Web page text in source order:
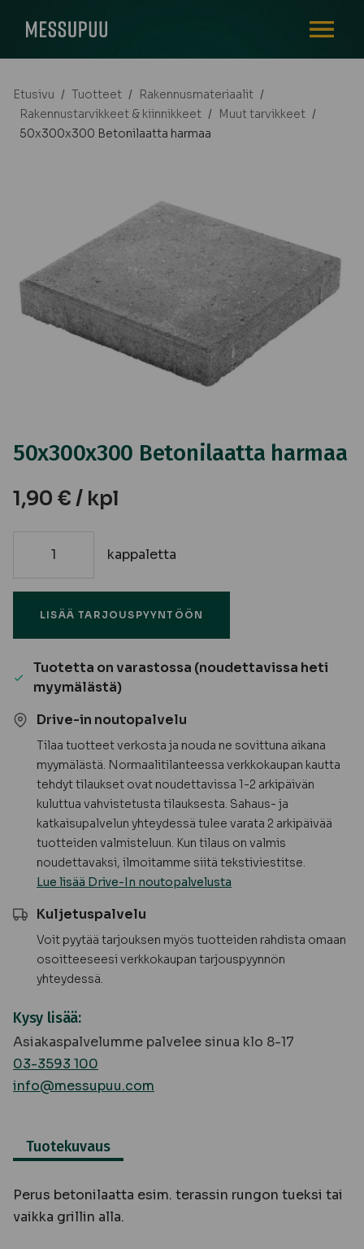
Etusivu / Tuotteet / Rakennusmateriaalit /
Rakennustarvikkeet & kiinnikkeet / Muut tarvikkeet /
50x300x300 Betonilaatta harmaa
50x300x300 Betonilaatta harmaa
1,90 € / kpl
50x300x300
määrä
kappaletta
LISÄÄ TARJOUSPYYNTÖÖN
Tuotetta on varastossa (noudettavissa heti
myymälästä)
Drive-in noutopalvelu
Tilaa tuotteet verkosta ja nouda ne sovittuna aikana
myymälästä. Normaalitilanteessa verkkokaupan kautta
tehdyt tilaukset ovat noudettavissa 1-2 arkipäivän
kuluttua vahvistetusta tilauksesta. Sahaus- ja
katkaisupalvelun yhteydessä tulee varata 2 arkipäivää
tuotteiden valmisteluun. Kun tilaus on valmis
noudettavaksi, ilmoitamme siitä tekstiviestitse.
Lue lisää Drive-In noutopalvelusta
Kuljetuspalvelu
Voit pyytää tarjouksen myös tuotteiden rahdista omaan
osoitteeseesi verkkokaupan tarjouspyynnön
yhteydessä.
Kysy lisää:
Asiakaspalvelumme palvelee sinua klo 8-17
03-3593 100
info@messupuu.com
Tuotekuvaus
Perus betonilaatta esim. terassin rungon tueksi tai
vaikka grillin alla.